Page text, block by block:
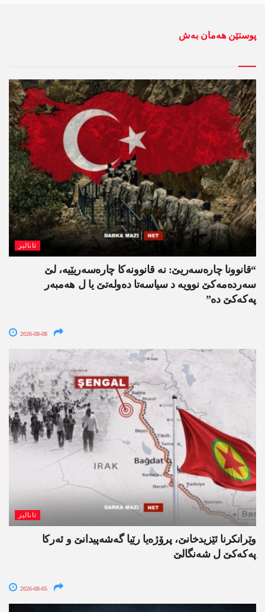
پوستێن ھەمان بەش
ئانالیز
“قانوونا چارەسەریێ: نە قانوونەکا چارەسەریێیە، لێ
سەردەمەکێ نوویە د سیاسەتا دەولەتێ یا ل ھەمبەر
پەکەکێ دە”
2026-08-08
ئانالیز
وێرانکرنا ئێزیدخانێ، پرۆژەیا رێیا گەشەپیدانێ و ئەرکا
پەکەکێ ل شەنگالێ
2026-08-05